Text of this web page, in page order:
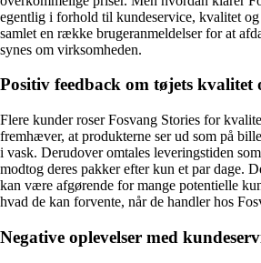
egentlig i forhold til kundeservice, kvalitet
samlet en række brugeranmeldelser for at
synes om virksomheden.
Positiv feedback om tøjets kvalitet
Flere kunder roser Fosvang Stories for
fremhæver, at produkterne ser ud som på
i vask. Derudover omtales leveringstiden
modtog deres pakker efter kun et par dage.
kan være afgørende for mange potentielle
hvad de kan forvente, når de handler hos
Negative oplevelser med